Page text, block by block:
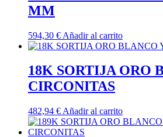
MM
594,30 € Añadir al carrito
18K SORTIJA ORO
CIRCONITAS
482,94 € Añadir al carrito